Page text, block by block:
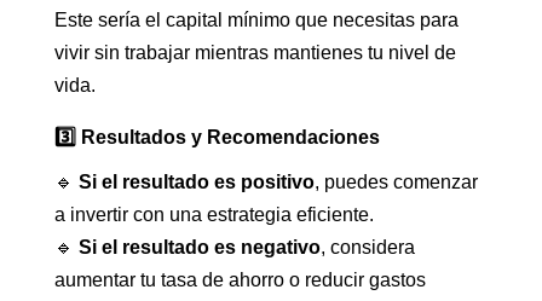
Este sería el capital mínimo que necesitas para
vivir sin trabajar mientras mantienes tu nivel de
vida.
3️⃣ Resultados y Recomendaciones
🔹 Si el resultado es positivo, puedes comenzar
a invertir con una estrategia eficiente.
🔹 Si el resultado es negativo, considera
aumentar tu tasa de ahorro o reducir gastos